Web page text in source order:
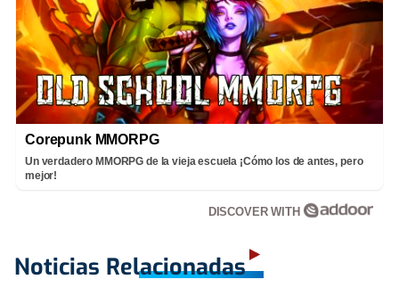
Corepunk MMORPG
Un verdadero MMORPG de la vieja escuela ¡Cómo los de antes, pero
mejor!
DISCOVER WITH
Noticias Relacionadas